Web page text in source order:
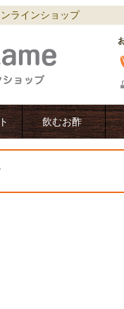
ラインショップ
飲むお酢